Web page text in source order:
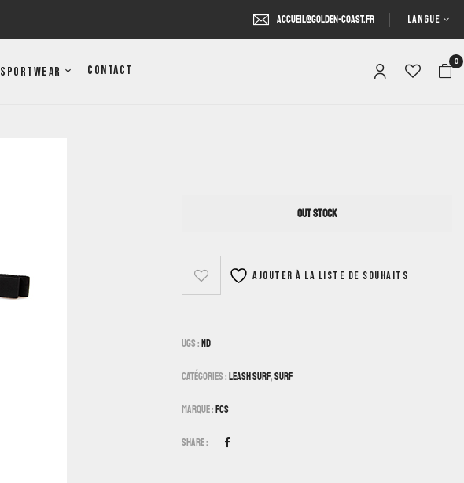
accueil@golden-coast.fr LANGUE
Sportwear Contact
0
OUT STOCK
Ajouter à la liste de souhaits
UGS : ND
Catégories : Leash Surf,Surf
Marque : FCS
Share :